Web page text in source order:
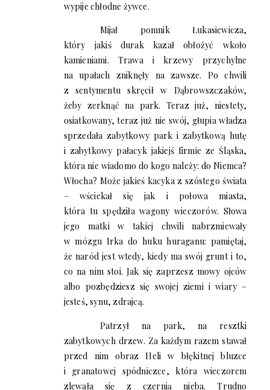
wypije chłodne żywce.
Mijał pomnik Łukasiewicza,
który jakiś durak kazał obłożyć wkoło
kamieniami. Trawa i krzewy przychylne
na upałach zniknęły na zawsze. Po chwili
z sentymentu skręcił w Dąbrowszczaków,
żeby zerknąć na park. Teraz już, niestety,
osiatkowany, teraz już nie swój, głupia władza
sprzedała zabytkowy park i zabytkową hutę
i zabytkowy pałacyk jakiejś firmie ze Śląska,
która nie wiadomo do kogo należy: do Niemca?
Włocha? Może jakieś kacyka z szóstego świata
– wściekał się jak i połowa miasta,
która tu spędziła wagony wieczorów. Słowa
jego matki w takiej chwili nabrzmiewały
w mózgu Irka do huku huraganu: pamiętaj,
że naród jest wtedy, kiedy ma swój grunt i to,
co na nim stoi. Jak się zaprzesz mowy ojców
albo pozbędziesz się swojej ziemi i wiary –
jesteś, synu, zdrajcą.
Patrzył na park, na resztki
zabytkowych drzew. Za każdym razem stawał
przed nim obraz Heli w błękitnej bluzce
i granatowej spódniczce, która wieczorem
zlewała się z czernią nieba. Trudno